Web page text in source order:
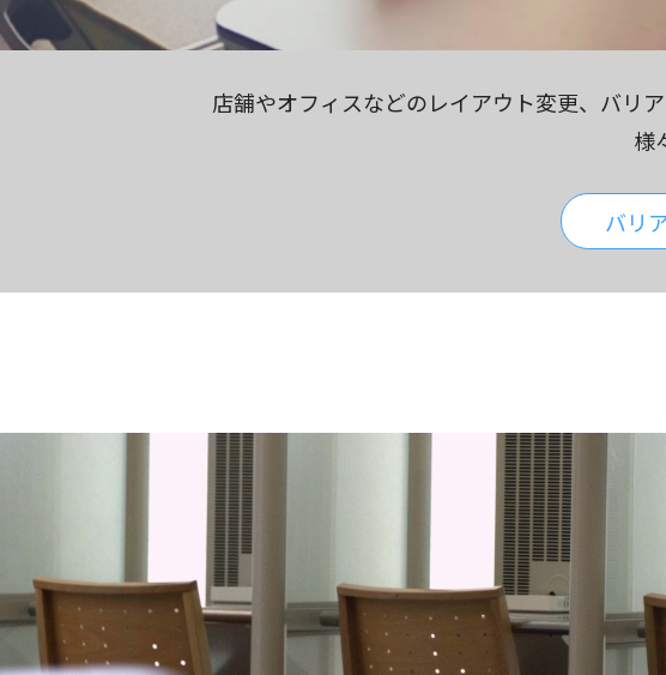
店舗やオフィスなどのレイアウト変更、バリ
様
バリ